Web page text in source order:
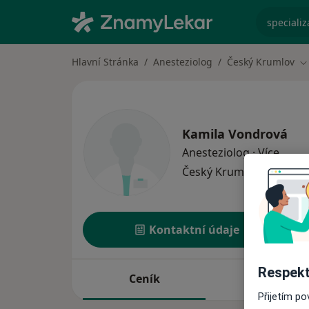
Hlavní Stránka Anesteziolog Český Krumlov
Kamila Vondrová
Anesteziolog·Víceo
Český Krumlov
1 adresa
Kontaktní údaje
Ceník Adresy
Přijetím